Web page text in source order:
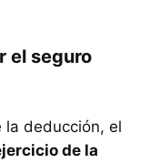
el seguro
la deducción, el
de la